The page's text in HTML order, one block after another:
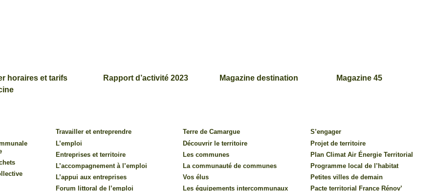
horaires et tarifs
Rapport d’activité 2023 Magazine destination Magazine 45
Travailler et entreprendre
L’emploi
Entreprises et territoire
L’accompagnement à l’emploi
L’appui aux entreprises
Forum littoral de l’emploi
Terre de Camargue
Découvrir le territoire
Les communes
La communauté de communes
Vos élus
Les équipements intercommunaux
S’engager
Projet de territoire
Plan Climat Air Énergie Territorial
Programme local de l’habitat
Petites villes de demain
Pacte territorial France Rénov’